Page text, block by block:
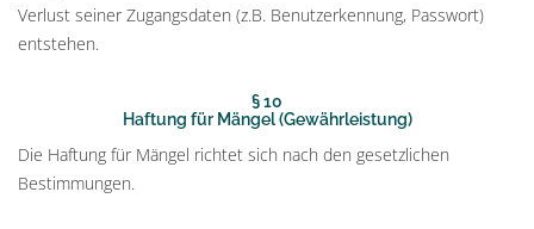
Verlust seiner Zugangsdaten (z.B. Benutzerkennung, Passwort)
entstehen.
§ 10
Haftung für Mängel (Gewährleistung)
Die Haftung für Mängel richtet sich nach den gesetzlichen
Bestimmungen.